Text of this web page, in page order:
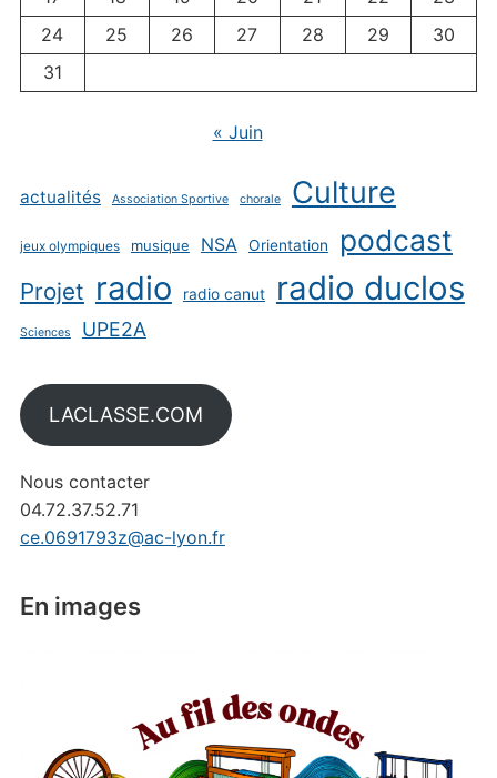
24
25 26 27 28 29
30
31
« Juin
actualités Association Sportive chorale Culture
jeux olympiques musique NSA Orientation podcast
Projet radio radio canut radio duclos
Sciences UPE2A
LACLASSE.COM
Nous contacter
04.72.37.52.71
ce.0691793z@ac-lyon.fr
En images